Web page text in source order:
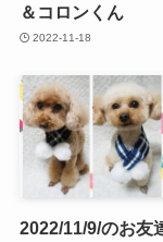
＆コロンくん
2022-11-18
2022/11/9/のお